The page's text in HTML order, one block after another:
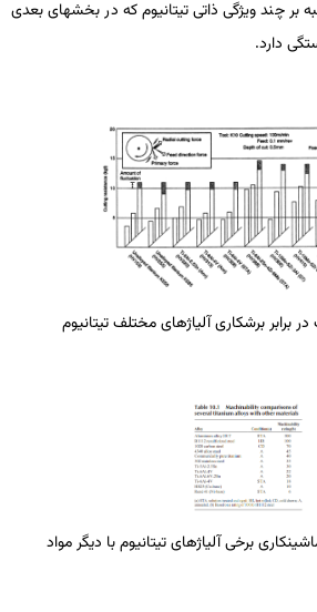
بر چند ویژگی ذاتی تیتانیوم که در بخش­های بعدی
دارد.